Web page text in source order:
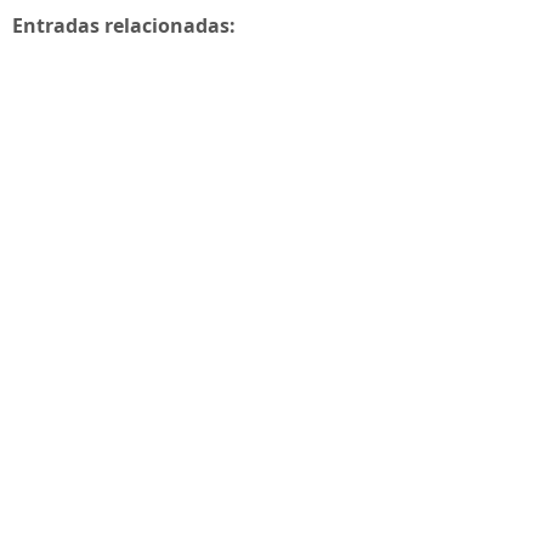
Entradas relacionadas: